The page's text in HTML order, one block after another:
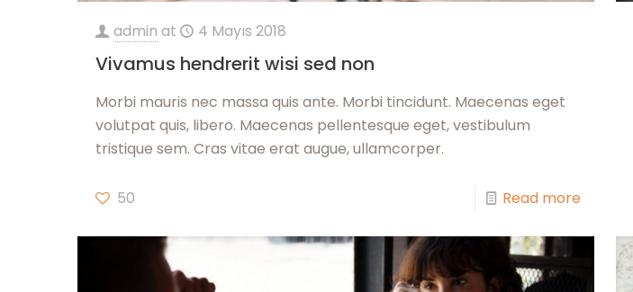
admin at 4 Mayıs 2018
Vivamus hendrerit wisi sed non
Morbi mauris nec massa quis ante. Morbi tincidunt. Maecenas eget
volutpat quis, libero. Maecenas pellentesque eget, vestibulum
tristique sem. Cras vitae erat augue, ullamcorper.
50 Read more